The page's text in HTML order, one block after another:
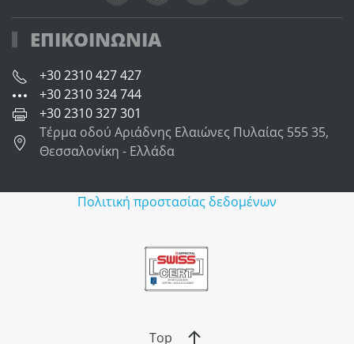
ΕΠΙΚΟΙΝΩΝΙΑ
+30 2310 427 427
+30 2310 324 744
+30 2310 327 301
Τέρμα οδού Αριάδνης Ελαιώνες Πυλαίας 555 35,
Θεσσαλονίκη - Ελλάδα
Πολιτική προστασίας δεδομένων
Top